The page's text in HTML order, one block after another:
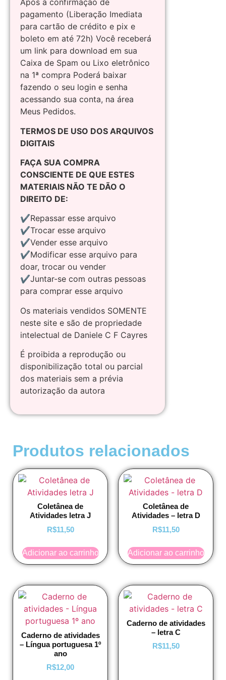
Após a confirmação de
pagamento (Liberação Imediata
para cartão de crédito e pix e
boleto em até 72h) Você receberá
um link para download em sua
Caixa de Spam ou Lixo eletrônico
na 1ª compra Poderá baixar
fazendo o seu login e senha
acessando sua conta, na área
Meus Pedidos.
TERMOS DE USO DOS ARQUIVOS
DIGITAIS
FAÇA SUA COMPRA
CONSCIENTE DE QUE ESTES
MATERIAIS NÃO TE DÃO O
DIREITO DE:
✔Repassar esse arquivo
✔Trocar esse arquivo
✔Vender esse arquivo
✔Modificar esse arquivo para
doar, trocar ou vender
✔Juntar-se com outras pessoas
para comprar esse arquivo
Os materiais vendidos SOMENTE
neste site e são de propriedade
intelectual de Daniele C F Cayres
É proibida a reprodução ou
disponibilização total ou parcial
dos materiais sem a prévia
autorização da autora
Produtos relacionados
Coletânea de
Atividades letra J
R$11,50
Adicionar ao carrinho
Coletânea de
Atividades – letra D
R$11,50
Adicionar ao carrinho
Caderno de atividades
– Língua portuguesa 1º
ano
R$12,00
Caderno de atividades
– letra C
R$11,50